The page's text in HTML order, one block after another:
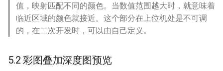
值，映射匹配不同的颜色。当数值范围越大时，就意味着
临近区域的颜色就接近。这个部分在上位机处是不可调
的，在二次开发时，可以由自己定义。
5.2 彩图叠加深度图预览